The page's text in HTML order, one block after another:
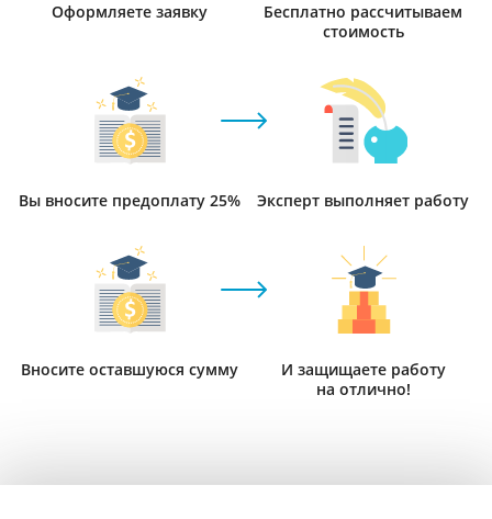
Оформляете заявку
Бесплатно рассчитываем
стоимость
Вы вносите предоплату 25% Эксперт выполняет работу
Вносите оставшуюся сумму
И защищаете работу
на отлично!